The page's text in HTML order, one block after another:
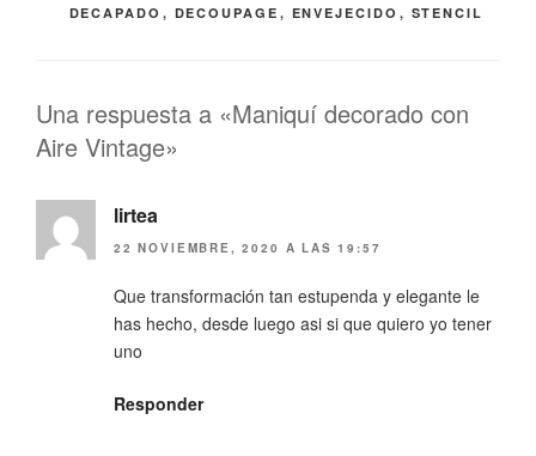
ETIQUETAS
DECAPADO , DECOUPAGE , ENVEJECIDO , STENCIL
Una respuesta a «Maniquí decorado con
Aire Vintage»
lirtea
22 NOVIEMBRE, 2020 A LAS 19:57
Que transformación tan estupenda y elegante le
has hecho, desde luego asi si que quiero yo tener
uno
Responder